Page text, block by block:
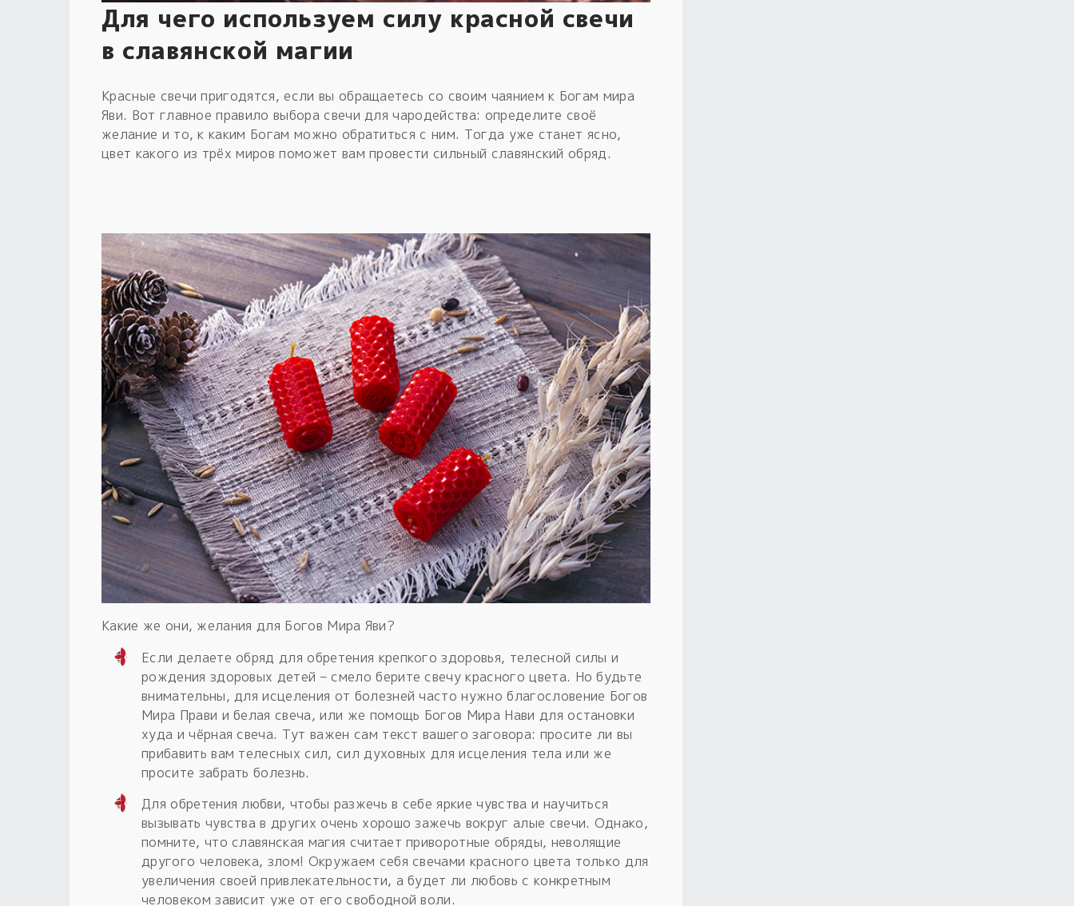
Для чего используем силу красной свечи
в славянской магии
Красные свечи пригодятся, если вы обращаетесь со своим чаянием к Богам мира
Яви. Вот главное правило выбора свечи для чародейства: определите своё
желание и то, к каким Богам можно обратиться с ним. Тогда уже станет ясно,
цвет какого из трёх миров поможет вам провести сильный славянский обряд.
Какие же они, желания для Богов Мира Яви?
Если делаете обряд для обретения крепкого здоровья, телесной силы и
рождения здоровых детей – смело берите свечу красного цвета. Но будьте
внимательны, для исцеления от болезней часто нужно благословение Богов
Мира Прави и белая свеча, или же помощь Богов Мира Нави для остановки
худа и чёрная свеча. Тут важен сам текст вашего заговора: просите ли вы
прибавить вам телесных сил, сил духовных для исцеления тела или же
просите забрать болезнь.
Для обретения любви, чтобы разжечь в себе яркие чувства и научиться
вызывать чувства в других очень хорошо зажечь вокруг алые свечи. Однако,
помните, что славянская магия считает приворотные обряды, неволящие
другого человека, злом! Окружаем себя свечами красного цвета только для
увеличения своей привлекательности, а будет ли любовь с конкретным
человеком зависит уже от его свободной воли.